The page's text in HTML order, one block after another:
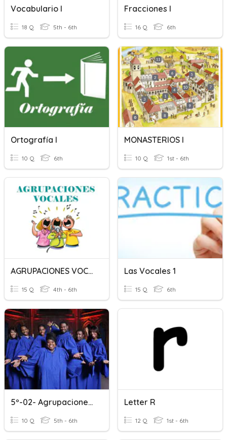
Vocabulario I
18 Q 5th - 6th
Fracciones I
16 Q 6th
Ortografía I
10 Q 6th
MONASTERIOS I
10 Q 1st - 6th
AGRUPACIONES VOCALES
15 Q 4th - 6th
Las Vocales 1
15 Q 6th
5º-02- Agrupaciones Vocales
10 Q 5th - 6th
Letter R
12 Q 1st - 6th